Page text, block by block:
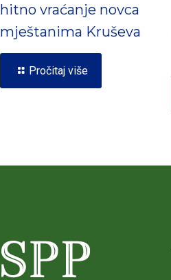
hitno vraćanje novca
mještanima Kruševa
Pročitaj više